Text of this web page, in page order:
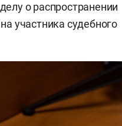
о распространении
участника судебного